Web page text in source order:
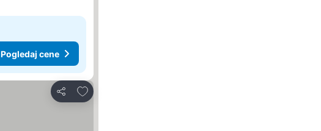
Pogledaj cene
Deli
Dodati u favorite